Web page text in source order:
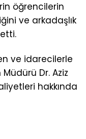
öğrencilerin
ve arkadaşlık
ve idarecilerle
Dr. Aziz
hakkında